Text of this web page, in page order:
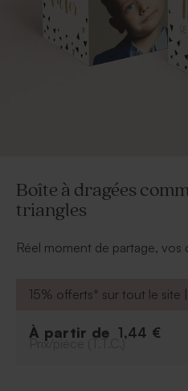
Boîte à dragées
triangles
Réel moment de partage,
souvenir unique en la
d'impression dans notre
15% offerts* sur tout le site
À partir de 1,44 €
Prix/pièce (T.T.C.)